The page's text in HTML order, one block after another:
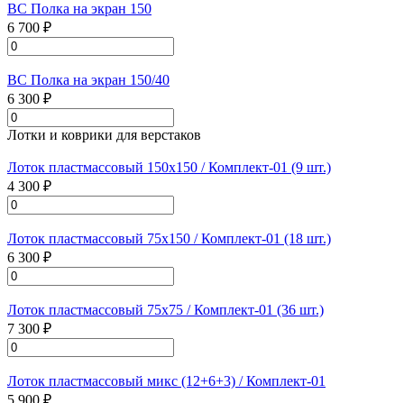
ВС Полка на экран 150
6 700 ₽
ВС Полка на экран 150/40
6 300 ₽
Лотки и коврики для верстаков
Лоток пластмассовый 150х150 / Комплект-01 (9 шт.)
4 300 ₽
Лоток пластмассовый 75х150 / Комплект-01 (18 шт.)
6 300 ₽
Лоток пластмассовый 75х75 / Комплект-01 (36 шт.)
7 300 ₽
Лоток пластмассовый микс (12+6+3) / Комплект-01
5 900 ₽